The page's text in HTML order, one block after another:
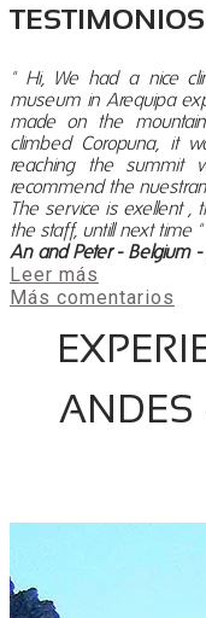
TESTIMONIOS
" Hi, We had a nice
museum in Arequipa
made on the
climbed Coropuna, it
reaching the summit
recommend the
The service is exellent ,
the staff, untill next time "
An and Peter - Belgium -
Leer más
Más comentarios
ANDES